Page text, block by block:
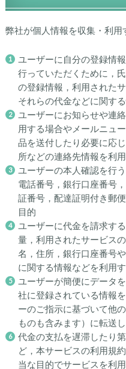
弊社が個人情報を収集・利用
ユーザーに自分の登録情
行っていただくために，
の登録情報，利用された
それらの代金などに関す
ユーザーにお知らせや連
用する場合やメールニュ
品を送付したり必要に応
所などの連絡先情報を利
ユーザーの本人確認を行
電話番号，銀行口座番号
証番号，配達証明付き郵
目的
ユーザーに代金を請求す
量，利用されたサービス
名，住所，銀行口座番号
に関する情報などを利用
ユーザーが簡便にデータ
社に登録されている情報
ーのご指示に基づいて他
ものも含みます）に転送
代金の支払を遅滞したり
ど，本サービスの利用規
当な目的でサービスを利